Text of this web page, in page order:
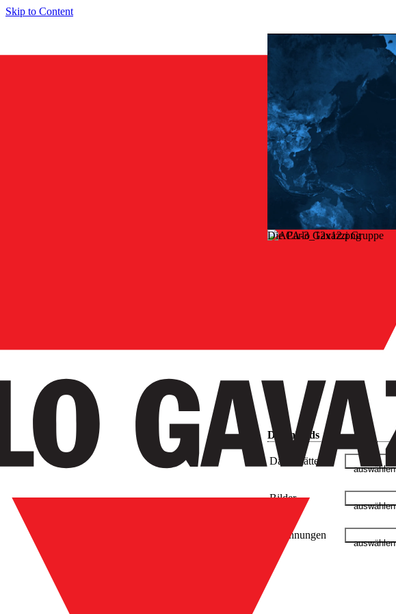
Skip to Content
Die Carlo Gavazzi Gruppe
Downloads
Datenblätter
auswählen
Bilder
auswählen
Zeichnungen
auswählen